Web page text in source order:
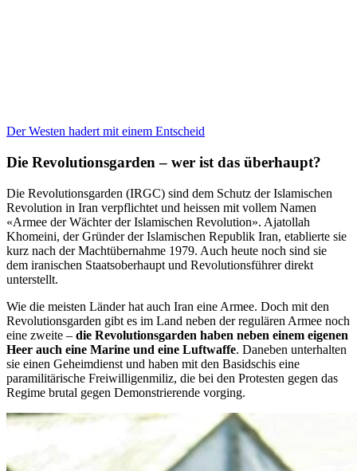
Der Westen hadert mit einem Entscheid
Die Revolutionsgarden – wer ist das überhaupt?
Die Revolutionsgarden (IRGC) sind dem Schutz der Islamischen
Revolution in Iran verpflichtet und heissen mit vollem Namen
«Armee der Wächter der Islamischen Revolution». Ajatollah
Khomeini, der Gründer der Islamischen Republik Iran, etablierte sie
kurz nach der Machtübernahme 1979. Auch heute noch sind sie
dem iranischen Staatsoberhaupt und Revolutionsführer direkt
unterstellt.
Wie die meisten Länder hat auch Iran eine Armee. Doch mit den
Revolutionsgarden gibt es im Land neben der regulären Armee noch
eine zweite – die Revolutionsgarden haben neben einem eigenen
Heer auch eine Marine und eine Luftwaffe. Daneben unterhalten
sie einen Geheimdienst und haben mit den Basidschis eine
paramilitärische Freiwilligenmiliz, die bei den Protesten gegen das
Regime brutal gegen Demonstrierende vorging.